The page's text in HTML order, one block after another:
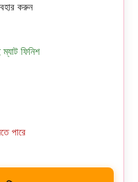
করুন
ফিনিশ
পারে